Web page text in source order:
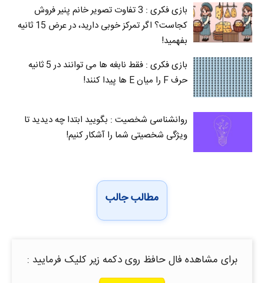
بازی فکری : 3 تفاوت تصویر خانم پنیر فروش
کجاست؟ اگر تمرکز خوبی دارید، در عرض 15 ثانیه
بفهمید!
بازی فکری : فقط نابغه ها می توانند در 5 ثانیه
حرف F را میان E‌ ها پیدا کنند!
روانشناسی شخصیت : بگویید ابتدا چه دیدید تا
ویژگی شخصیتی شما را آشکار کنیم!
مطالب جالب
برای مشاهده فال حافظ روی دکمه زیر کلیک فرمایید :